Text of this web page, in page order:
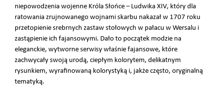
niepowodzenia wojenne Króla Słońce – Ludwika XIV, który dla
ratowania zrujnowanego wojnami skarbu nakazał w 1707 roku
przetopienie srebrnych zastaw stołowych w pałacu w Wersalu i
zastąpienie ich fajansowymi. Dało to początek modzie na
eleganckie, wytworne serwisy właśnie fajansowe, które
zachwycały swoją urodą, ciepłym kolorytem, delikatnym
rysunkiem, wyrafinowaną kolorystyką i, jakże często, oryginalną
tematyką.